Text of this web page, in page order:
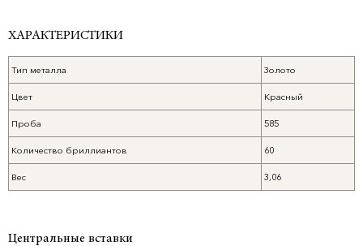
ХАРАКТЕРИСТИКИ
Тип металла Золото
Цвет Красный
Проба 585
Количество бриллиантов 60
Вес 3,06
Центральные вставки